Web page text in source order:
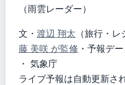
（雨雲レーダー）
文・ 渡辺 翔太 （旅行・レ
藤 美咲 が監修 ・ 予報デー
・ 気象庁
ライブ予報は自動更新さ